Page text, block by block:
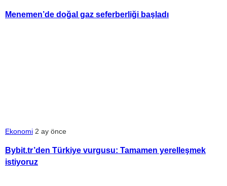
Menemen’de doğal gaz seferberliği başladı
Ekonomi 2 ay önce
Bybit.tr’den Türkiye vurgusu: Tamamen yerelleşmek
istiyoruz